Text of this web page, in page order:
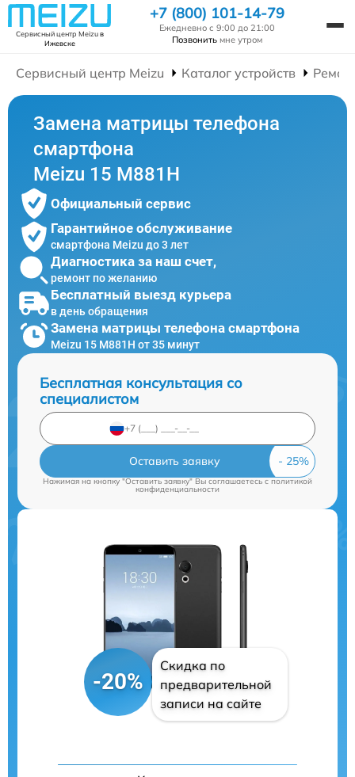
Сервисный центр Meizuв
Ижевске
+7 (800) 101-14-79
Ежедневно с 9:00 до 21:00
Позвонить мне утром
Сервисный центр Meizu Каталог устройств
Замена матрицы телефона
смартфона
Meizu 15 M881H
Официальный сервис
Гарантийное обслуживание
смартфона Meizu до 3 лет
Диагностика за наш счет,
ремонт по желанию
Бесплатный выезд курьера
в день обращения
Замена матрицы телефона смартфона
Meizu 15 M881H от 35 минут
Бесплатная консультация со
специалистом
Оставить заявку
Нажимая на кнопку "Оставить заявку" Вы соглашаетесь cполитикой
конфиденциальности
-20%
Скидка по
предварительной
записи на сайте